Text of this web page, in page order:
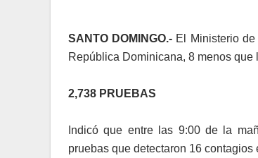
SANTO DOMINGO.- El Ministerio
República Dominicana, 8 menos
2,738 PRUEBAS
Indicó que entre las 9:00 de la
pruebas que detectaron 16